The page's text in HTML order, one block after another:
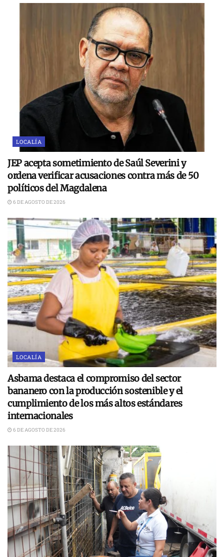
LOCALÍA
JEP acepta sometimiento de Saúl Severini y
ordena verificar acusaciones contra más de 50
políticos del Magdalena
6 DE AGOSTO DE 2026
LOCALÍA
Asbama destaca el compromiso del sector
bananero con la producción sostenible y el
cumplimiento de los más altos estándares
internacionales
6 DE AGOSTO DE 2026